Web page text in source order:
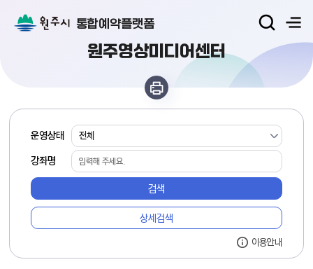
통합예약플랫폼
원주영상미디어센터
운영상태
강좌명
검색
상세검색
이용안내